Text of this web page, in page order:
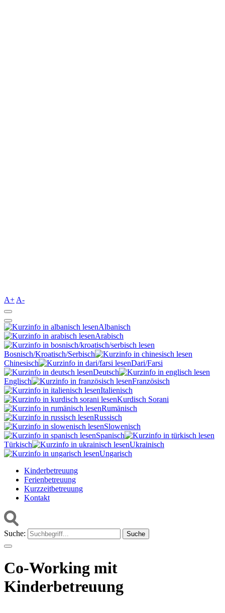
A+ A-
Albanisch
Arabisch
Bosnisch/Kroatisch/Serbisch
Chinesisch
Dari/Farsi
Deutsch
Englisch
Französisch
Italienisch
Kurdisch Sorani‎
Rumänisch
Russisch
Slowenisch
Spanisch
Türkisch
Ukrainisch
Ungarisch
Kinderbetreuung
Ferienbetreuung
Kurzzeitbetreuung
Kontakt
Suche:
Co-Working mit
Kinderbetreuung